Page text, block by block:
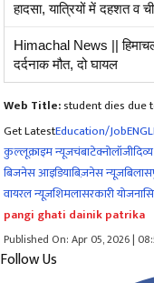
हादसा, यात्रियों में दहशत व
Himachal News ||
दर्दनाक मौत, दो घायल
Web Title:student dies
Get LatestEducation/JobENG
कुल्लूक्राइम न्यूजचंबाटेक्नोलॉजी
बिजनेस आइडियाबिज़नेस न्यूज़
वायरल न्यूज़शिमलासरकारी योजना
pangi ghati dainik patrika
Published On: Apr 05, 2026 |
Follow Us